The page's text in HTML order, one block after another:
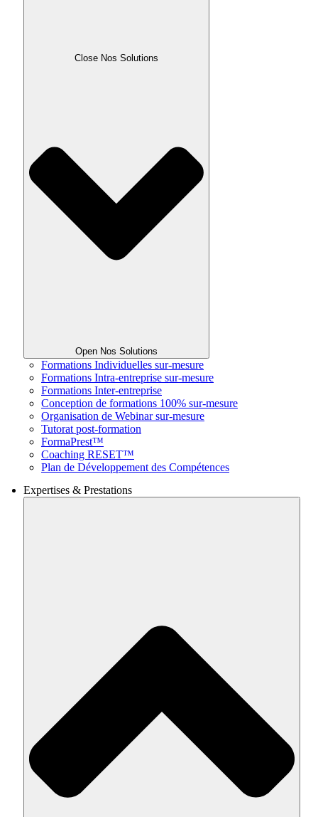
Close Nos Solutions
Open Nos Solutions
Formations Individuelles sur-mesure
Formations Intra-entreprise sur-mesure
Formations Inter-entreprise
Conception de formations 100% sur-mesure
Organisation de Webinar sur-mesure
Tutorat post-formation
FormaPrest™
Coaching RESET™
Plan de Développement des Compétences
Expertises & Prestations